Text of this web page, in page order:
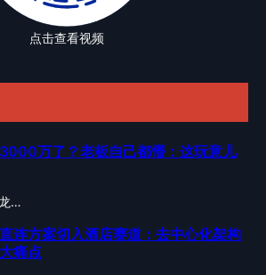
点击查看视频
万了？老板自己都懵：这玩意儿
…
连方案切入酒店赛道：去中心化架构
痛点